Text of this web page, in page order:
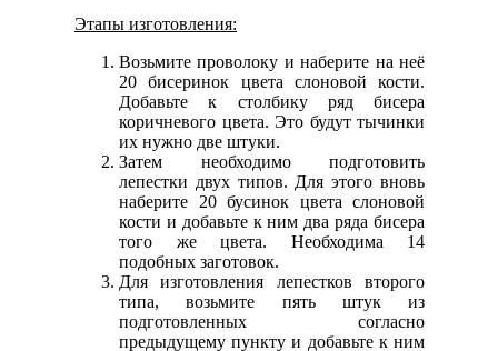
Этапы изготовления:
Возьмите проволоку и наберите на неё
20 бисеринок цвета слоновой кости.
Добавьте к столбику ряд бисера
коричневого цвета. Это будут тычинки
их нужно две штуки.
Затем необходимо подготовить
лепестки двух типов. Для этого вновь
наберите 20 бусинок цвета слоновой
кости и добавьте к ним два ряда бисера
того же цвета. Необходима 14
подобных заготовок.
Для изготовления лепестков второго
типа, возьмите пять штук из
подготовленных согласно
предыдущему пункту и добавьте к ним